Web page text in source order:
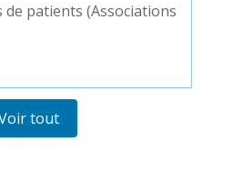
patients (Associations
tout